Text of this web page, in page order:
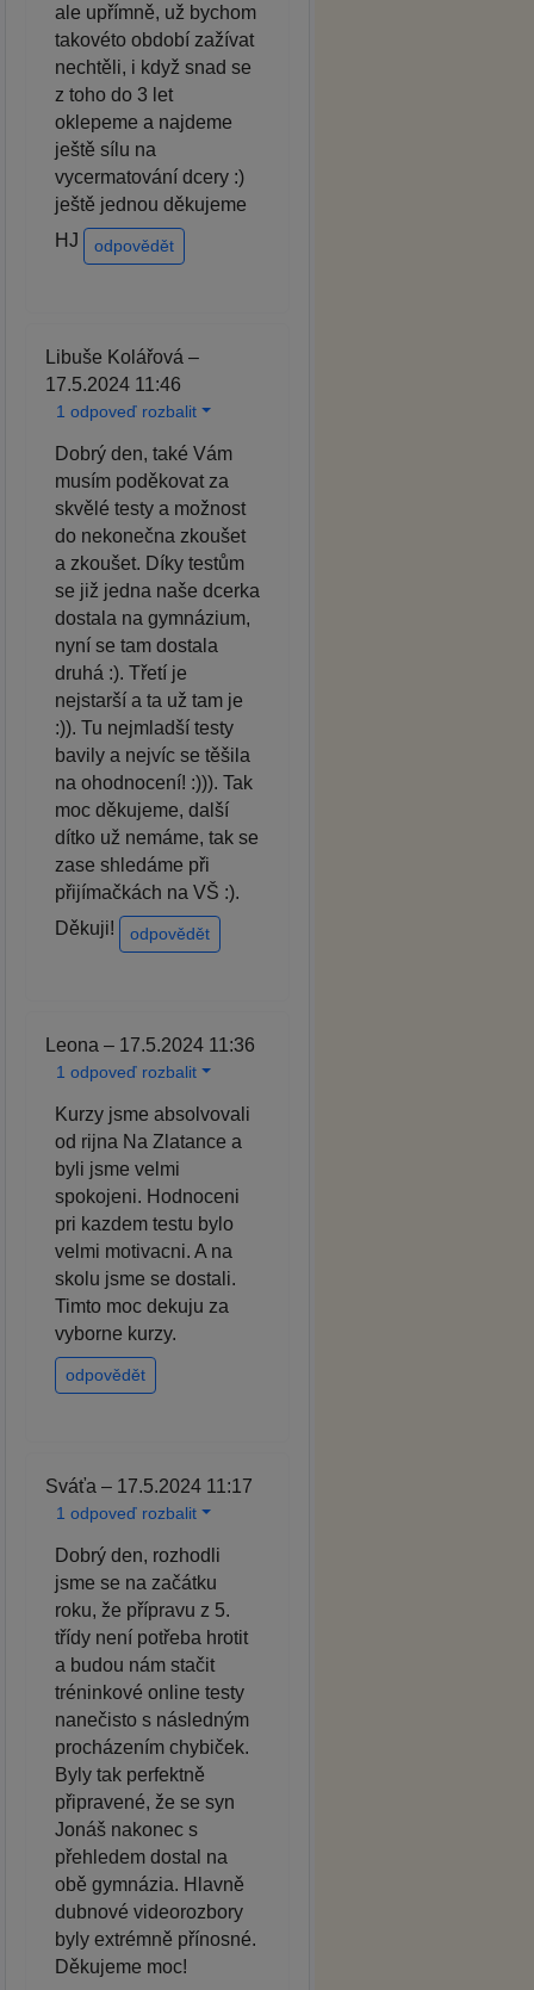
ale upřímně, už bychom
takovéto období zažívat
nechtěli, i když snad se
z toho do 3 let
oklepeme a najdeme
ještě sílu na
vycermatování dcery :)
ještě jednou děkujeme
HJ
odpovědět
Libuše Kolářová –
17.5.2024 11:46
1 odpoveď rozbalit
Dobrý den, také Vám
musím poděkovat za
skvělé testy a možnost
do nekonečna zkoušet
a zkoušet. Díky testům
se již jedna naše dcerka
dostala na gymnázium,
nyní se tam dostala
druhá :). Třetí je
nejstarší a ta už tam je
:)). Tu nejmladší testy
bavily a nejvíc se těšila
na ohodnocení! :))). Tak
moc děkujeme, další
dítko už nemáme, tak se
zase shledáme při
přijímačkách na VŠ :).
Děkuji!
odpovědět
Leona – 17.5.2024 11:36
1 odpoveď rozbalit
Kurzy jsme absolvovali
od rijna Na Zlatance a
byli jsme velmi
spokojeni. Hodnoceni
pri kazdem testu bylo
velmi motivacni. A na
skolu jsme se dostali.
Timto moc dekuju za
vyborne kurzy.
odpovědět
Sváťa – 17.5.2024 11:17
1 odpoveď rozbalit
Dobrý den, rozhodli
jsme se na začátku
roku, že přípravu z 5.
třídy není potřeba hrotit
a budou nám stačit
tréninkové online testy
nanečisto s následným
procházením chybiček.
Byly tak perfektně
připravené, že se syn
Jonáš nakonec s
přehledem dostal na
obě gymnázia. Hlavně
dubnové videorozbory
byly extrémně přínosné.
Děkujeme moc!